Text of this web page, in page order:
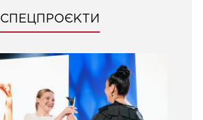
СПЕЦПРОЄКТИ